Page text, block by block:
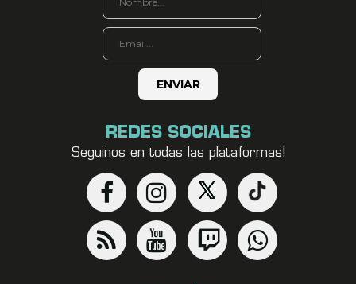
REDES SOCIALES
Seguinos en todas las plataformas!